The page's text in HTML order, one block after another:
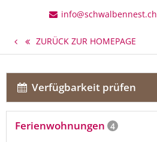
info@schwalbennest.ch
ZURÜCK ZUR HOMEPAGE
Verfügbarkeit prüfen
Ferienwohnungen 4